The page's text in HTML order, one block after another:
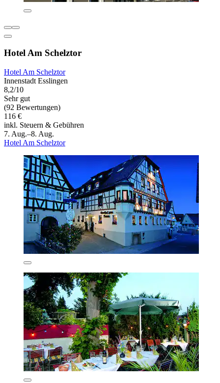
Hotel Am Schelztor
Hotel Am Schelztor
Innenstadt Esslingen
8,2/10
Sehr gut
(92 Bewertungen)
116 €
inkl. Steuern & Gebühren
7. Aug.–8. Aug.
Hotel Am Schelztor